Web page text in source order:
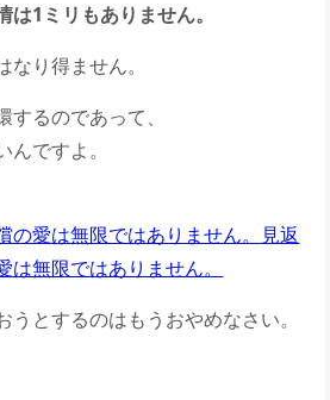
1ミリもありません。
り得ません。
るのであって、
ですよ。
の愛は無限ではありません。
見返
は無限ではありません。
とするのはもうおやめなさい。